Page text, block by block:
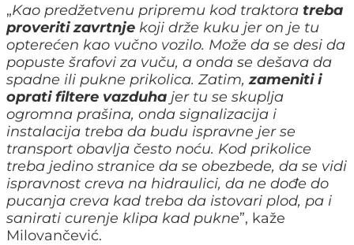
„Kao predžetvenu pripremu kod traktora treba
proveriti zavrtnje koji drže kuku jer on je tu
opterećen kao vučno vozilo. Može da se desi da
popuste šrafovi za vuču, a onda se dešava da
spadne ili pukne prikolica. Zatim, zameniti i
oprati filtere vazduha jer tu se skuplja
ogromna prašina, onda signalizacija i
instalacija treba da budu ispravne jer se
transport obavlja često noću. Kod prikolice
treba jedino stranice da se obezbede, da se vidi
ispravnost creva na hidraulici, da ne dođe do
pucanja creva kad treba da istovari plod, pa i
sanirati curenje klipa kad pukne”, kaže
Milovančević.